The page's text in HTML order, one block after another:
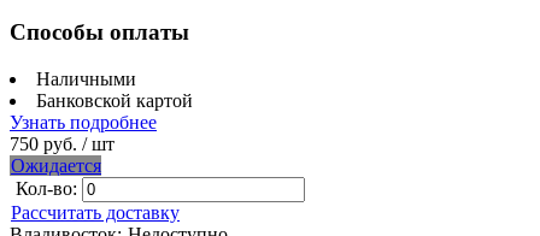
Способы оплаты
Наличными
Банковской картой
Узнать подробнее
750 руб. / шт
Ожидается
Кол-во:
Рассчитать доставку